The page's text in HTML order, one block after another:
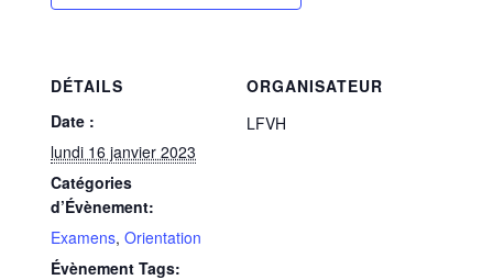
DÉTAILS
Date :
lundi 16 janvier 2023
Catégories
d’Évènement:
Examens,Orientation
Évènement Tags:
ORGANISATEUR
LFVH